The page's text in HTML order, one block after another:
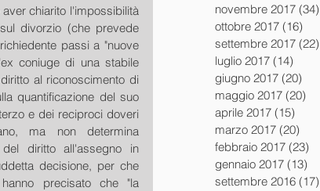
chiarito l'impossibilità
divorzio (che prevede
passi a "nuove
coniuge di una stabile
al riconoscimento di
quantificazione del suo
e dei reciproci doveri
ma non determina
diritto all'assegno in
decisione, per che
precisato che "la
novembre 2017 (34)
ottobre 2017 (16)
settembre 2017 (22)
luglio 2017 (14)
giugno 2017 (20)
maggio 2017 (20)
aprile 2017 (15)
marzo 2017 (20)
febbraio 2017 (23)
gennaio 2017 (13)
settembre 2016 (17)